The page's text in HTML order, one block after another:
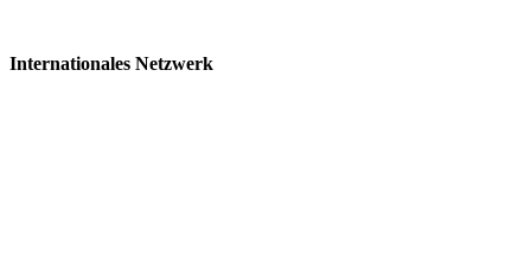
Internationales Netzwerk